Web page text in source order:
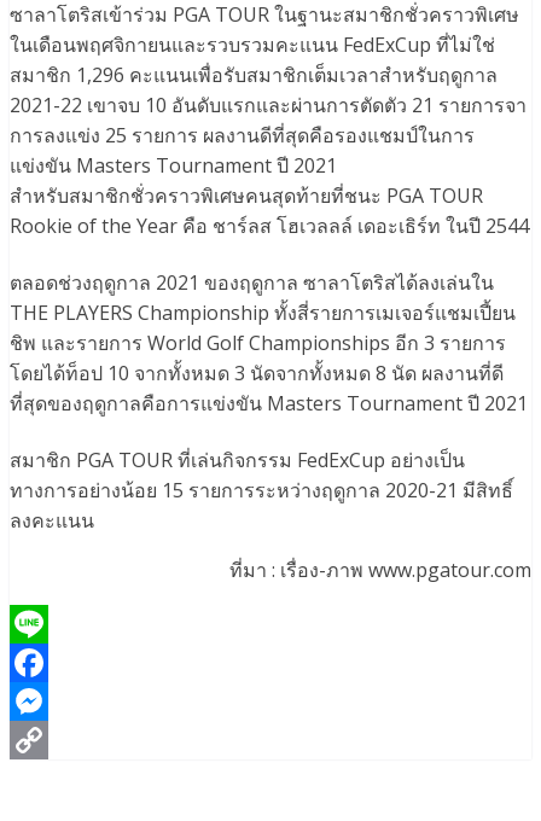
ซาลาโตริสเข้าร่วม PGA TOUR ในฐานะสมาชิกชั่วคราวพิเศษ
ในเดือนพฤศจิกายนและรวบรวมคะแนน FedExCup ที่ไม่ใช่
สมาชิก 1,296 คะแนนเพื่อรับสมาชิกเต็มเวลาสำหรับฤดูกาล
2021-22 เขาจบ 10 อันดับแรกและผ่านการตัดตัว 21 รายการจา
การลงแข่ง 25 รายการ ผลงานดีที่สุดคือรองแชมป์ในการ
แข่งขัน Masters Tournament ปี 2021
สำหรับสมาชิกชั่วคราวพิเศษคนสุดท้ายที่ชนะ PGA TOUR
Rookie of the Year คือ ชาร์ลส โฮเวลลล์ เดอะเธิร์ท ในปี 2544
ตลอดช่วงฤดูกาล 2021 ของฤดูกาล ซาลาโตริสได้ลงเล่นใน
THE PLAYERS Championship ทั้งสี่รายการเมเจอร์แชมเปี้ยน
ชิพ และรายการ World Golf Championships อีก 3 รายการ
โดยได้ท็อป 10 จากทั้งหมด 3 นัดจากทั้งหมด 8 นัด ผลงานที่ดี
ที่สุดของฤดูกาลคือการแข่งขัน Masters Tournament ปี 2021
สมาชิก PGA TOUR ที่เล่นกิจกรรม FedExCup อย่างเป็น
ทางการอย่างน้อย 15 รายการระหว่างฤดูกาล 2020-21 มีสิทธิ์
ลงคะแนน
ที่มา : เรื่อง-ภาพ www.pgatour.com
Line
Facebook
Messenger